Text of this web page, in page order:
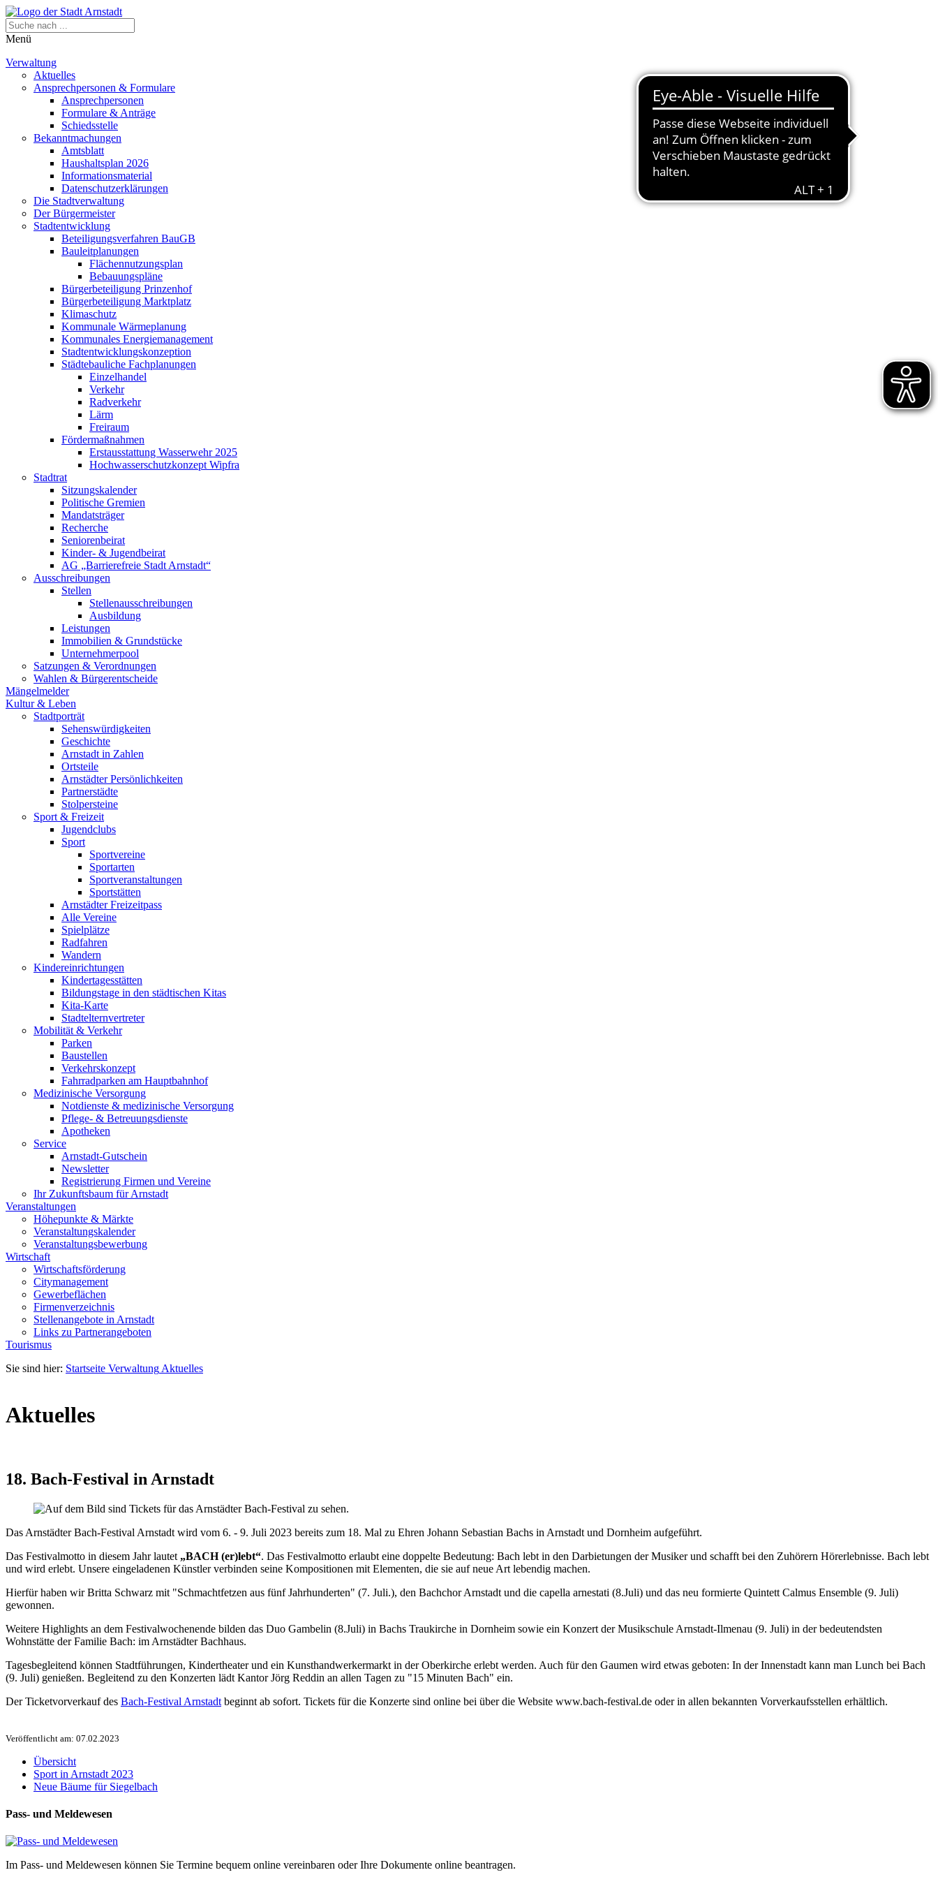
Menü
Verwaltung
Aktuelles
Ansprechpersonen & Formulare
Ansprechpersonen
Formulare & Anträge
Schiedsstelle
Bekanntmachungen
Amtsblatt
Haushaltsplan 2026
Informationsmaterial
Datenschutzerklärungen
Die Stadtverwaltung
Der Bürgermeister
Stadtentwicklung
Beteiligungsverfahren BauGB
Bauleitplanungen
Flächennutzungsplan
Bebauungspläne
Bürgerbeteiligung Prinzenhof
Bürgerbeteiligung Marktplatz
Klimaschutz
Kommunale Wärmeplanung
Kommunales Energiemanagement
Stadtentwicklungskonzeption
Städtebauliche Fachplanungen
Einzelhandel
Verkehr
Radverkehr
Lärm
Freiraum
Fördermaßnahmen
Erstausstattung Wasserwehr 2025
Hochwasserschutzkonzept Wipfra
Stadtrat
Sitzungskalender
Politische Gremien
Mandatsträger
Recherche
Seniorenbeirat
Kinder- & Jugendbeirat
AG „Barrierefreie Stadt Arnstadt“
Ausschreibungen
Stellen
Stellenausschreibungen
Ausbildung
Leistungen
Immobilien & Grundstücke
Unternehmerpool
Satzungen & Verordnungen
Wahlen & Bürgerentscheide
Mängelmelder
Kultur & Leben
Stadtporträt
Sehenswürdigkeiten
Geschichte
Arnstadt in Zahlen
Ortsteile
Arnstädter Persönlichkeiten
Partnerstädte
Stolpersteine
Sport & Freizeit
Jugendclubs
Sport
Sportvereine
Sportarten
Sportveranstaltungen
Sportstätten
Arnstädter Freizeitpass
Alle Vereine
Spielplätze
Radfahren
Wandern
Kindereinrichtungen
Kindertagesstätten
Bildungstage in den städtischen Kitas
Kita-Karte
Stadtelternvertreter
Mobilität & Verkehr
Parken
Baustellen
Verkehrskonzept
Fahrradparken am Hauptbahnhof
Medizinische Versorgung
Notdienste & medizinische Versorgung
Pflege- & Betreuungsdienste
Apotheken
Service
Arnstadt-Gutschein
Newsletter
Registrierung Firmen und Vereine
Ihr Zukunftsbaum für Arnstadt
Veranstaltungen
Höhepunkte & Märkte
Veranstaltungskalender
Veranstaltungsbewerbung
Wirtschaft
Wirtschaftsförderung
Citymanagement
Gewerbeflächen
Firmenverzeichnis
Stellenangebote in Arnstadt
Links zu Partnerangeboten
Tourismus
Sie sind hier: Startseite Verwaltung Aktuelles
Aktuelles
18. Bach-Festival in Arnstadt
Das Arnstädter Bach-Festival Arnstadt wird vom 6. - 9. Juli 2023 bereits zum 18. Mal zu Ehren Johann Sebastian Bachs in Arnstadt und Dornheim aufgeführt.
Das Festivalmotto in diesem Jahr lautet „BACH (er)lebt“. Das Festivalmotto erlaubt eine doppelte Bedeutung: Bach lebt in den Darbietungen der Musiker und schafft bei den Zuhörern Hörerlebnisse. Bach lebt
und wird erlebt. Unsere eingeladenen Künstler verbinden seine Kompositionen mit Elementen, die sie auf neue Art lebendig machen.
Hierfür haben wir Britta Schwarz mit "Schmachtfetzen aus fünf Jahrhunderten" (7. Juli.), den Bachchor Arnstadt und die capella arnestati (8.Juli) und das neu formierte Quintett Calmus Ensemble (9. Juli)
gewonnen.
Weitere Highlights an dem Festivalwochenende bilden das Duo Gambelin (8.Juli) in Bachs Traukirche in Dornheim sowie ein Konzert der Musikschule Arnstadt-Ilmenau (9. Juli) in der bedeutendsten
Wohnstätte der Familie Bach: im Arnstädter Bachhaus.
Tagesbegleitend können Stadtführungen, Kindertheater und ein Kunsthandwerkermarkt in der Oberkirche erlebt werden. Auch für den Gaumen wird etwas geboten: In der Innenstadt kann man Lunch bei Bach
(9. Juli) genießen. Begleitend zu den Konzerten lädt Kantor Jörg Reddin an allen Tagen zu "15 Minuten Bach" ein.
Der Ticketvorverkauf des Bach-Festival Arnstadt beginnt ab sofort. Tickets für die Konzerte sind online bei über die Website www.bach-festival.de oder in allen bekannten Vorverkaufsstellen erhältlich.
Veröffentlicht am: 07.02.2023
Übersicht
Sport in Arnstadt 2023
Neue Bäume für Siegelbach
Pass- und Meldewesen
Im Pass- und Meldewesen können Sie Termine bequem online vereinbaren oder Ihre Dokumente online beantragen.